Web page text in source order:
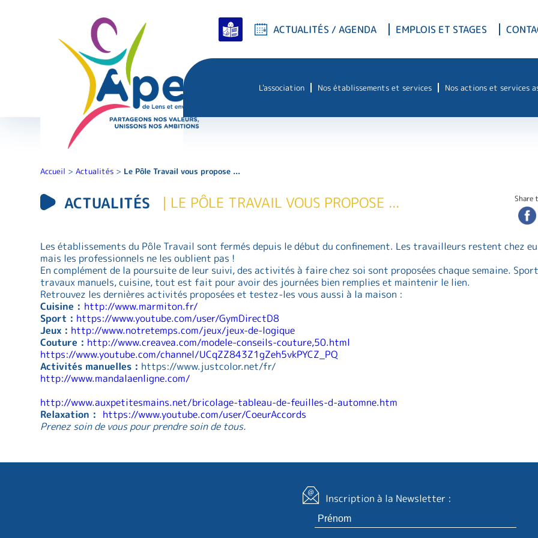
ACTUALITÉS / AGENDA EMPLOIS ET STAGES
L'association Nos établissements et services Nos actions et services
Accueil >Actualités > Le Pôle Travail vous propose ...
ACTUALITÉS | LE PÔLE TRAVAIL VOUS PROPOSE ... Share
Les établissements du Pôle Travail sont fermés depuis le début du confinement. Les travailleurs restent chez
mais les professionnels ne les oublient pas !
En complément de la poursuite de leur suivi, des activités à faire chez soi sont proposées chaque semaine.
travaux manuels, cuisine, tout est fait pour avoir des journées bien remplies et maintenir le lien.
Retrouvez les dernières activités proposées et testez-les vous aussi à la maison :
Cuisine : http://www.marmiton.fr/
Sport : https://www.youtube.com/user/GymDirectD8
Jeux : http://www.notretemps.com/jeux/jeux-de-logique
Couture : http://www.creavea.com/modele-conseils-couture,50.html
https://www.youtube.com/channel/UCqZZ843Z1gZeh5vkPYCZ_PQ
Activités manuelles : https://www.justcolor.net/fr/
http://www.mandalaenligne.com/
http://www.auxpetitesmains.net/bricolage-tableau-de-feuilles-d-automne.htm
Relaxation : https://www.youtube.com/user/CoeurAccords
Prenez soin de vous pour prendre soin de tous.
Inscription à la Newsletter :